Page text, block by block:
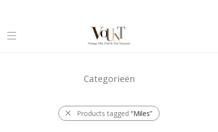
Categorieën
Products tagged “Miles”